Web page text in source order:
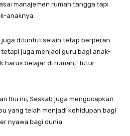
manajemen rumah tangga tapi
anaknya.
juga dituntut selain tetap berperan
juga menjadi guru bagi anak-
harus belajar di rumah,” tutur
Ibu ini, Seskab juga mengucapkan
yang telah menjadi kehidupan bagi
nyawa bagi dunia.